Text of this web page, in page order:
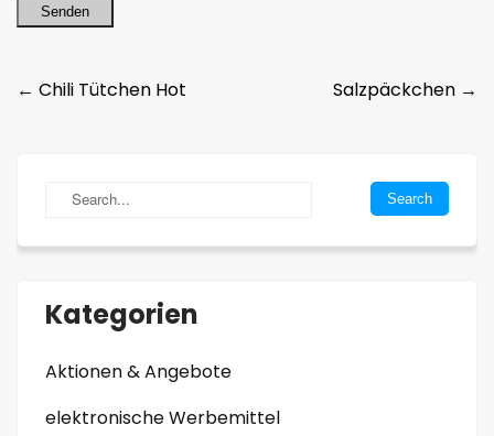
Senden
Post
← Chili Tütchen Hot Salzpäckchen →
Kategorien
Aktionen & Angebote
elektronische Werbemittel